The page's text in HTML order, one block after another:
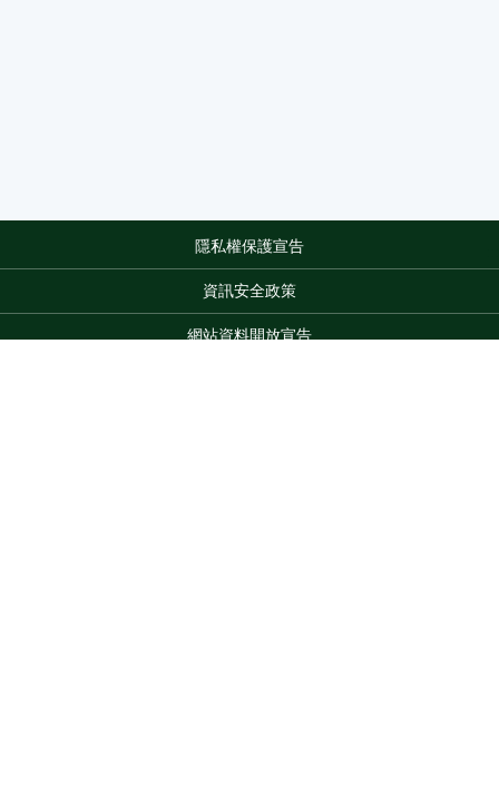
隱私權保護宣告
資訊安全政策
網站資料開放宣告